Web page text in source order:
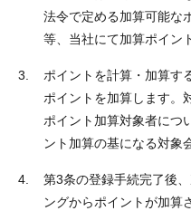
法令で定める加算可能な
等、当社にて加算ポイン
ポイントを計算・加算す
ポイントを加算します。
ポイント加算対象者につ
ント加算の基になる対象
第3条の登録手続完了後
ングからポイントが加算